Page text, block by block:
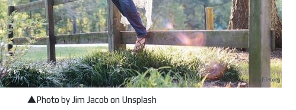
▲Photo by Jim Jacob on Unsplash